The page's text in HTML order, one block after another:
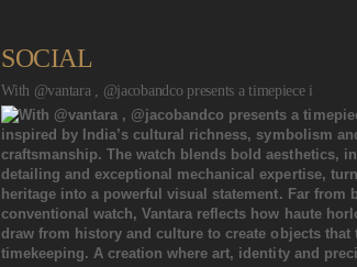
SOCIAL
With @vantara , @jacobandco presents a timepiece i